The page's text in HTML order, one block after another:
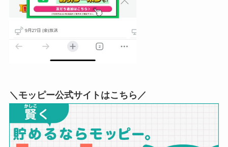
＼モッピー公式サイトはこちら／